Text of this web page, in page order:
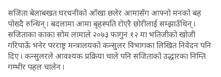
सजिता बेलाबखत घरधनीको आँखा छलेर आमासँग आफ्नो मनको बह
पोख्दै रुन्थिन् । बदलामा आमा बृहस्पति रोएरै छोरीलाई सम्झाउँथिन् ।
सजिताका काका सोम लामाले २०७३ फागुन १२ मा भतिजीको खोजी
गरिपाऊँ भनेर परराष्ट्र मन्त्रालयको कन्सुलर विभागका लिखित निवेदन पनि
दिए । कन्सुलरले आवश्यक प्रक्रिया चाले पनि सजिताको उद्धारका निम्ति
गम्भीर पहल चालेन ।